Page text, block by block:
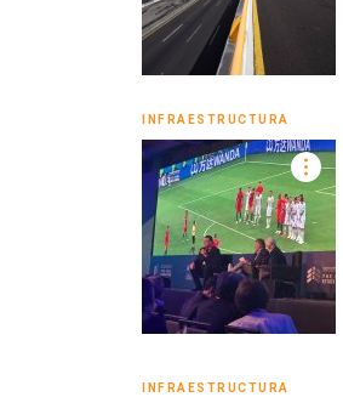
INFRAESTRUCTURA
INFRAESTRUCTURA